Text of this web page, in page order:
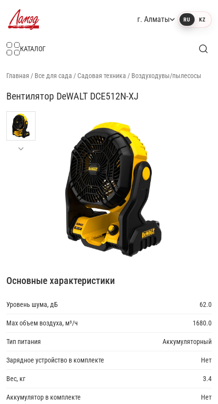
г. Алматы RU KZ
КАТАЛОГ
Главная / Все для сада / Садовая техника / Воздуходувы/пылесосы
Вентилятор DeWALT DCE512N-XJ
Основные характеристики
Уровень шума, дБ 62.0
Max объем воздуха, м³/ч 1680.0
Тип питания Аккумуляторный
Зарядное устройство в комплекте Нет
Вес, кг 3.4
Аккумулятор в комплекте Нет